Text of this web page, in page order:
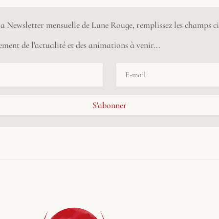
mensuelle de Lune Rouge, remplissez les champs
de l'actualité et des animations à venir...
S'abonner